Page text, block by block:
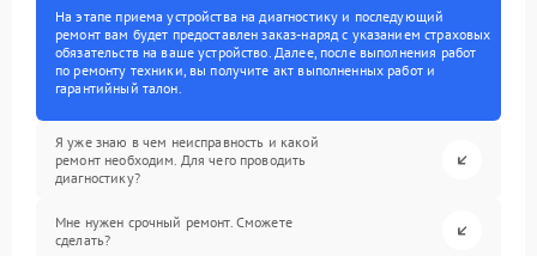
На этапе приема устройства на диагностику и последующий
ремонт вам будет предоставлен заказ-наряд с указанием страховых
обязательств на ваше устройство. Далее, после выполнения работ
по ремонту техники, вы получите акт выполненных работ и
гарантийный талон.
Я уже знаю в чем неисправность и какой
ремонт необходим. Для чего проводить
диагностику?
Мне нужен срочный ремонт. Сможете
сделать?